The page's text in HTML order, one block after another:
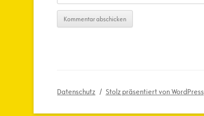
Datenschutz Stolz präsentiert von WordPress